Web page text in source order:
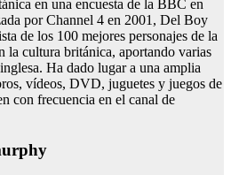
en una encuesta de la BBC en
por Channel 4 en 2001, Del Boy
de los 100 mejores personajes de la
la cultura británica, aportando varias
Ha dado lugar a una amplia
vídeos, DVD, juguetes y juegos de
con frecuencia en el canal de